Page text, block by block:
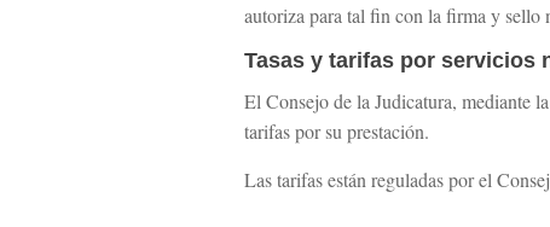
autoriza para tal fin con la firma y sello
Tasas y tarifas por servicios
El Consejo de la Judicatura, mediante
tarifas por su prestación.
Las tarifas están reguladas por el